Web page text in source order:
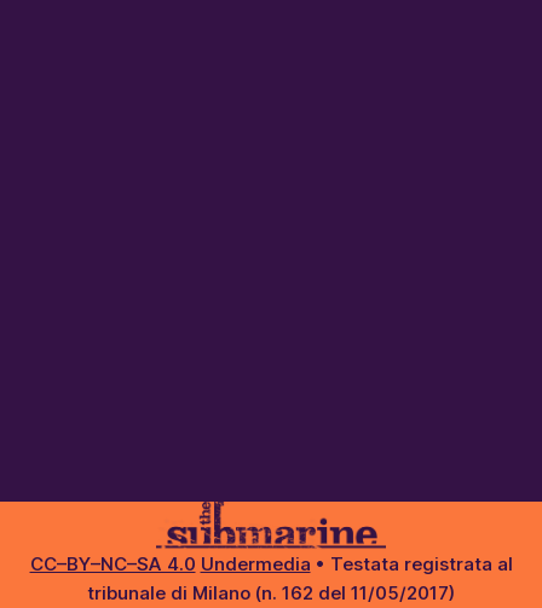
CC–BY–NC–SA 4.0 Undermedia • Testata registrata al
tribunale di Milano (n. 162 del 11/05/2017)